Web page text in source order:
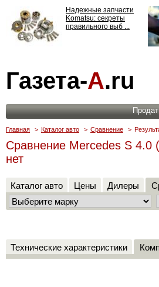
Надежные запчасти
Komatsu: секреты
правильного выб ...
ответственности: все,
что нужно знать ...
Газета-А.ru
Главная > Каталог авто > Сравнение >
Сравнение Mercedes S 4.0
нет
Каталог авто Цены Дилеры
Технические характеристики